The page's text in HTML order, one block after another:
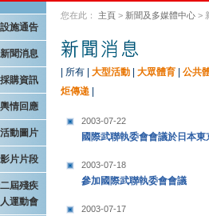
施通告
新聞消息
採購資訊
輿情回應
活動圖片
影片片段
屆殘疾
人運動會
您在此： 主頁 > 新聞及多媒體中心 >
所有 大型活動 大眾體育
公共
炬傳递
2003-07-22
國際武聯執委會會議於日本東
2003-07-18
參加國際武聯執委會會議
2003-07-17